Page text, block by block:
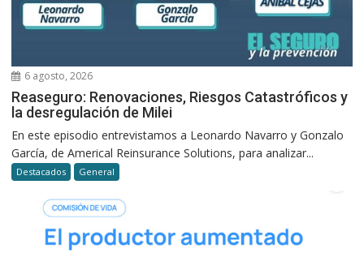
6 agosto, 2026
Reaseguro: Renovaciones, Riesgos Catastróficos y
la desregulación de Milei
En este episodio entrevistamos a Leonardo Navarro y Gonzalo
García, de Americal Reinsurance Solutions, para analizar...
Destacados General